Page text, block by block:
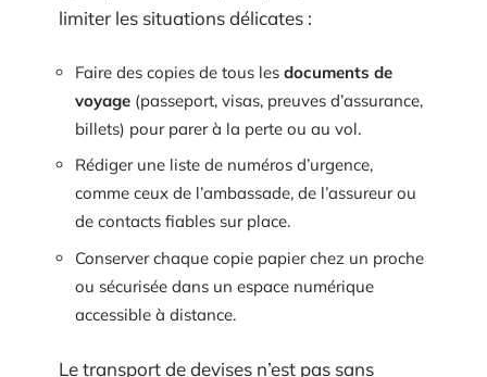
limiter les situations délicates :
Faire des copies de tous les documents de
voyage (passeport, visas, preuves d’assurance,
billets) pour parer à la perte ou au vol.
Rédiger une liste de numéros d’urgence,
comme ceux de l’ambassade, de l’assureur ou
de contacts fiables sur place.
Conserver chaque copie papier chez un proche
ou sécurisée dans un espace numérique
accessible à distance.
Le transport de devises n’est pas sans